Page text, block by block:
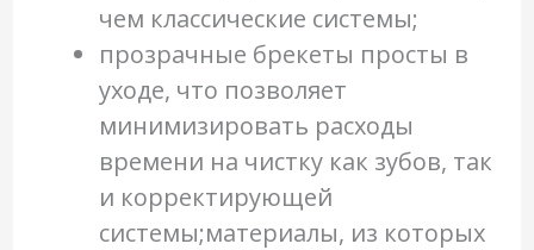
чем классические системы;
прозрачные брекеты просты в
уходе, что позволяет
минимизировать расходы
времени на чистку как зубов, так
и корректирующей
системы;материалы, из которых